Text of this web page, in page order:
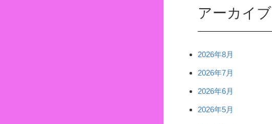
アーカイブ
2026年8月
2026年7月
2026年6月
2026年5月